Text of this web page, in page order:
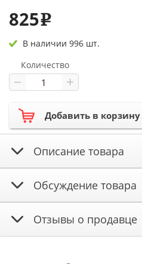
825e
В наличии 996 шт.
Количество
Добавить в корзину
Описание товара
Обсуждение товара
Отзывы о продавце